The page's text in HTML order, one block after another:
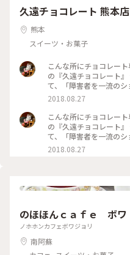
久遠チョコレート 熊本店
熊本
スイーツ・お菓子
こんな所にチョコレー
の『久遠チョコレート』 全国各地で福祉事業所と力を合わせ
て、「障害者を一流の
トを進めてらっしゃる
理由があって学校へ行
す(ฅ'ω'ฅ) シンプルな店内には色んなフレーバーのチョコレー
トが沢山！ クラッシュアイスに果肉が入った特製の“マンゴー
フラッペ”と、ドライフ
数種いただきました♪ どれも上品な甘さの大人なチョコレー
ト( ´艸｀) フラッペもフルーツの味がしっかりして、暑い街歩
2018.08.27
こんな所にチョコレー
の『久遠チョコレート』 全国各地で福祉事業所と力を合わせ
て、「障害者を一流の
トを進めてらっしゃる
理由があって学校へ行
フラッペ”と、ドライフ
きを爽やかにしてくれました♡ #夏色さがし#さ
ート#お土産#手土産#こ
2018.08.27
のほほんｃａｆｅ ボ
ノホホンカフェボワジョリ
南阿蘇